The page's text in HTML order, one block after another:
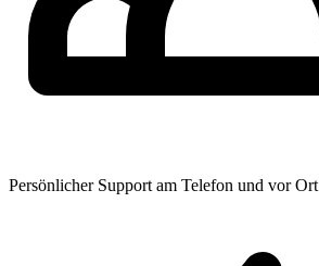
Persönlicher Support am Telefon und vor Ort